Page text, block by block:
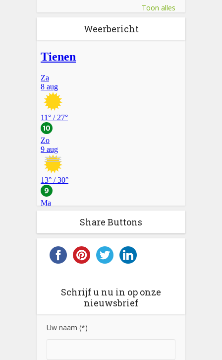
Toon alles
Weerbericht
Share Buttons
Schrijf u nu in op onze
nieuwsbrief
Uw naam (*)